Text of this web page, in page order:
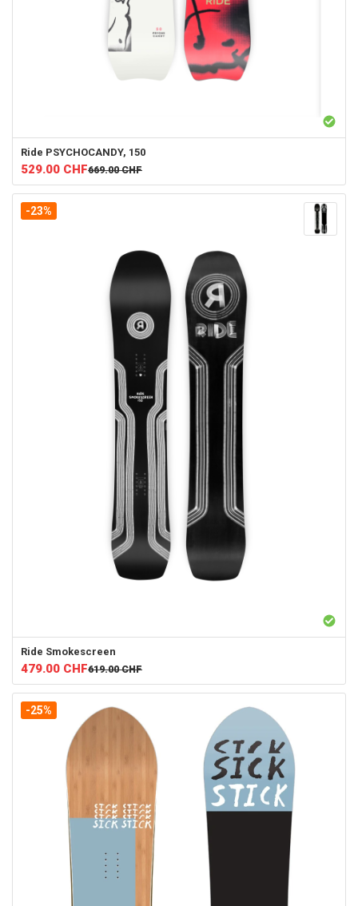
Ride PSYCHOCANDY, 150
529.00 CHF669.00 CHF
-23%
Ride Smokescreen
479.00 CHF619.00 CHF
-25%